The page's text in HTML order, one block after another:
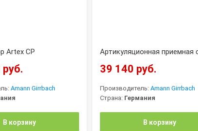
Artex CP
Amann Girrbach
В корзину
Артикуляционная приемная
39 140 руб.
Производитель:Amann Girrbach
Страна: Германия
В корзину